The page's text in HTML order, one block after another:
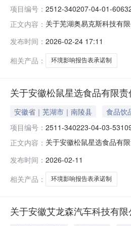
项目编号： 2512-340207-04-01-
正文内容： 关于芜湖奥易克斯科技有
务服务中心管理有关规定
环保窗口（芜湖市鸠江区瑞
发布时间： 2026-02-24 17:11
相关产品：
环境影响报告表承诺制
关于安徽松鼠星选食品有限
安徽省｜芜湖市｜南陵县 食品饮
项目编号： 2511-340223-04-03-
正文内容： 关于安徽松鼠星选食品有
可相关法律法规执行。若
生态环境窗口（籍山大道
发布时间： 2026-02-11
相关产品：
环境影响报告表承诺制
关于安徽艾龙森汽车科技有